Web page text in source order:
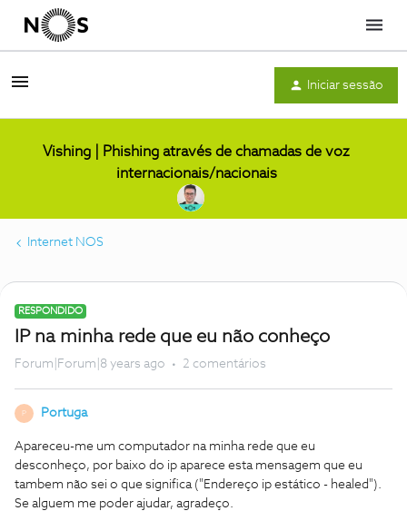
Menu
Iniciar sessão
Vishing | Phishing através de chamadas de voz
internacionais/nacionais
Internet NOS
RESPONDIDO
IP na minha rede que eu não conheço
Forum|Forum|8 years ago 2 comentários
P Portuga
Apareceu-me um computador na minha rede que eu
desconheço, por baixo do ip aparece esta mensagem que eu
tambem não sei o que significa ("Endereço ip estático - healed").
Se alguem me poder ajudar, agradeço.